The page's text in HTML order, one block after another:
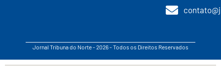
Jornal Tribuna do Norte - 2026 - Todos os Direitos Reservados